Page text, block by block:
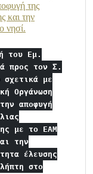
της
και την
νησί.
του Εμ.
προς τον Σ.
σχετικά με
Οργάνωση
αποφυγή
με το ΕΑΜ
την
έλευσης
στο